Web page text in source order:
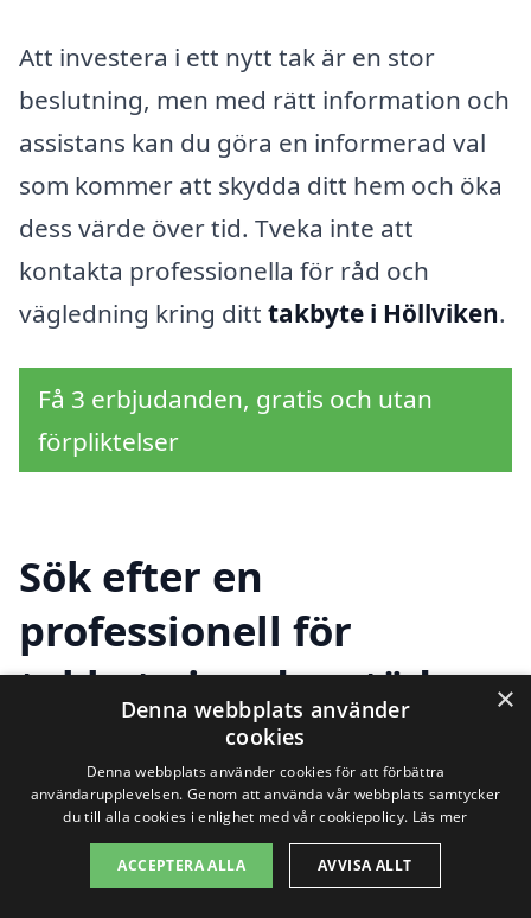
Att investera i ett nytt tak är en stor
beslutning, men med rätt information och
assistans kan du göra en informerad val
som kommer att skydda ditt hem och öka
dess värde över tid. Tveka inte att
kontakta professionella för råd och
vägledning kring ditt takbyte i Höllviken.
Få 3 erbjudanden, gratis och utan
förpliktelser
Sök efter en
professionell för
takbyte i andra städer
nära Höllviken
Att hitta rätt företag för takbyte i
Höllviken kan vara en utmaning, särskilt
×
Denna webbplats använder
cookies
Denna webbplats använder cookies för att förbättra
användarupplevelsen. Genom att använda vår webbplats samtycker
du till alla cookies i enlighet med vår cookiepolicy. Läs mer
ACCEPTERA ALLA AVVISA ALLT